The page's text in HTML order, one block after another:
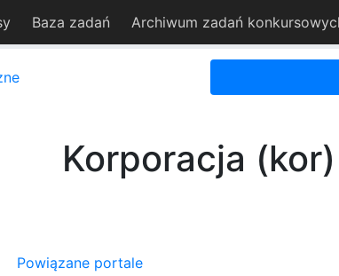
Baza zadań Archiwum zadań
Korporacja (kor)
Powiązane portale